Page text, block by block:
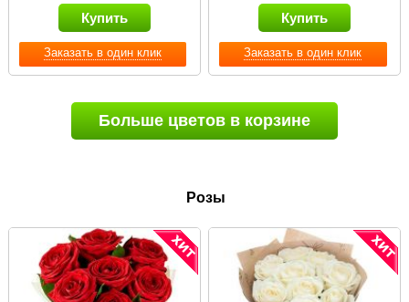
Заказать в один клик
Купить
Заказать в один клик
Купить
Больше цветов в корзине
Розы